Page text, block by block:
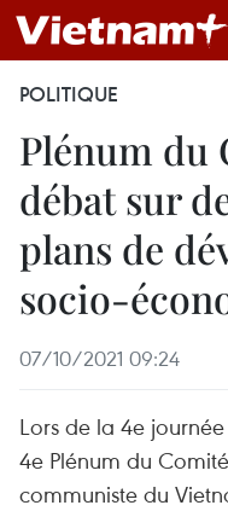
POLITIQUE
Plénum du
débat sur
plans de
socio-
07/10/2021 09:24
Lors de la 4e
4e Plénum du
communiste du